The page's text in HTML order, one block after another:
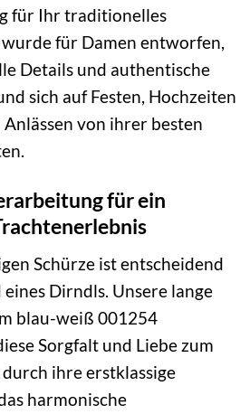
für Ihr traditionelles
für Damen entworfen,
Details und authentische
sich auf Festen, Hochzeiten
von ihrer besten
für ein
Schürze ist entscheidend
Dirndls. Unsere lange
blau-weiß 001254
Sorgfalt und Liebe zum
ihre erstklassige
harmonische